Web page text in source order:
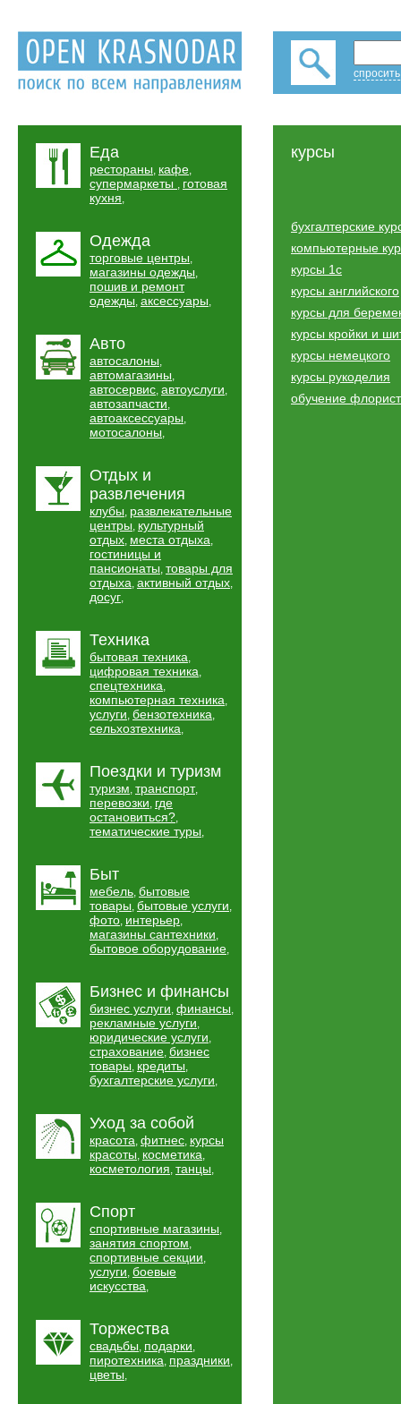
Еда
рестораны, кафе,
супермаркеты , готовая
кухня,
Одежда
торговые центры,
магазины одежды,
пошив и ремонт
одежды, аксессуары,
Авто
автосалоны,
автомагазины,
автосервис, автоуслуги,
автозапчасти,
автоаксессуары,
мотосалоны,
Отдых и
развлечения
клубы, развлекательные
центры, культурный
отдых, места отдыха,
гостиницы и
пансионаты, товары для
отдыха, активный отдых,
досуг,
Техника
бытовая техника,
цифровая техника,
спецтехника,
компьютерная техника,
услуги, бензотехника,
сельхозтехника,
Поездки и туризм
туризм, транспорт,
перевозки, где
остановиться?,
тематические туры,
Быт
мебель, бытовые
товары, бытовые услуги,
фото, интерьер,
магазины сантехники,
бытовое оборудование,
Бизнес и финансы
бизнес услуги, финансы,
рекламные услуги,
юридические услуги,
страхование, бизнес
товары, кредиты,
бухгалтерские услуги,
Уход за собой
красота, фитнес, курсы
красоты, косметика,
косметология, танцы,
Спорт
спортивные магазины,
занятия спортом,
спортивные секции,
услуги, боевые
искусства,
Торжества
свадьбы, подарки,
пиротехника, праздники,
цветы,
курсы
бухгалтерские
компьютерные
курсы 1с
курсы английского
курсы для
курсы кройки и
курсы немецкого
курсы рукоделия
обучение